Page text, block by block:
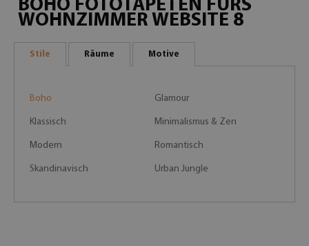
BOHO FOTOTAPETEN FÜRS
WOHNZIMMER WEBSITE 8
Stile Räume Motive
Boho Glamour
Klassisch Minimalismus & Zen
Modern Romantisch
Skandinavisch Urban Jungle